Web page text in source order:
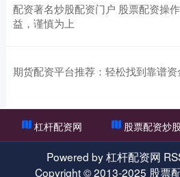
配资著名炒股配资门户 股票配资操
益，谨慎为上
期货配资平台推荐：轻松找到靠谱资
杠杆配资网 股票配资炒
Powered by杠杆配资网
Copyright© 2013-2025 股票